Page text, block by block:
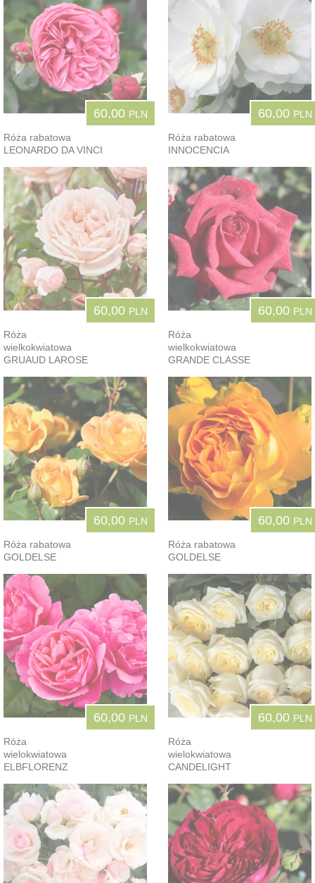
60,00 PLN
Róża rabatowa
LEONARDO DA VINCI
60,00 PLN
Róża rabatowa
INNOCENCIA
60,00 PLN
Róża
wielkokwiatowa
GRUAUD LAROSE
60,00 PLN
Róża
wielkokwiatowa
GRANDE CLASSE
60,00 PLN
Róża rabatowa
GOLDELSE
60,00 PLN
Róża rabatowa
GOLDELSE
60,00 PLN
Róża
wielokwiatowa
ELBFLORENZ
60,00 PLN
Róża
wielokwiatowa
CANDELIGHT